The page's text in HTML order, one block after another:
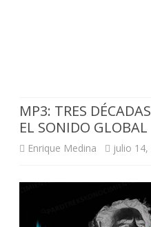
MP3: TRES
EL SONIDO GLOBAL
Enrique Medina julio 14,